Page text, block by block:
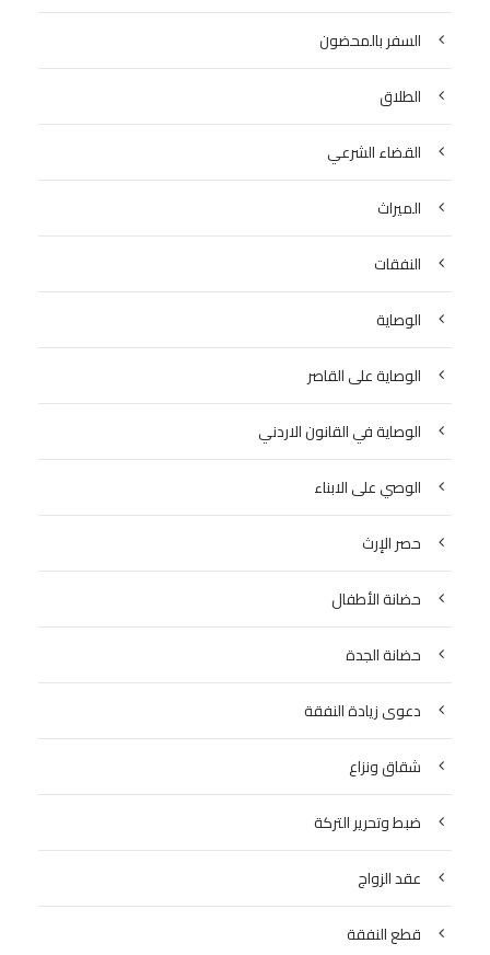
السفر بالمحضون
الطلاق
القضاء الشرعي
الميراث
النفقات
الوصاية
الوصاية على القاصر
الوصاية في القانون الاردني
الوصي على الابناء
حصر الإرث
حضانة الأطفال
حضانة الجدة
دعوى زيادة النفقة
شقاق ونزاع
ضبط وتحرير التركة
عقد الزواج
قطع النفقة